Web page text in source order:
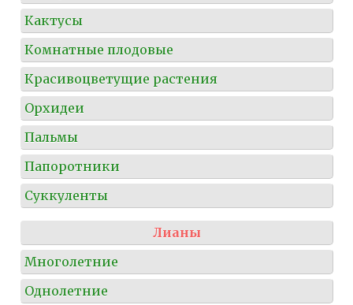
Кактусы
Комнатные плодовые
Красивоцветущие растения
Орхидеи
Пальмы
Папоротники
Суккуленты
Лианы
Многолетние
Однолетние